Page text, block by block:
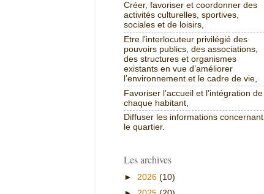
Créer, favoriser et coordonner des
activités culturelles, sportives,
sociales et de loisirs,
Etre l’interlocuteur privilégié des
pouvoirs publics, des associations,
des structures et organismes
existants en vue d’améliorer
l’environnement et le cadre de vie,
Favoriser l’accueil et l’intégration de
chaque habitant,
Diffuser les informations concernant
le quartier.
Les archives
► 2026 (10)